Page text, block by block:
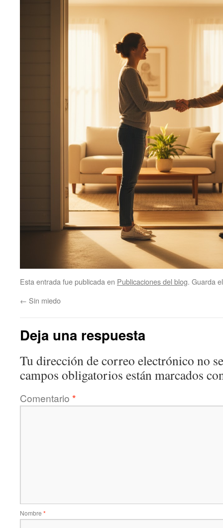
Esta entrada fue publicada en Publicaciones del blog. Guarda
← Sin miedo
Deja una respuesta
Tu dirección de correo electrónico no
campos obligatorios están marcados
Comentario *
Nombre *